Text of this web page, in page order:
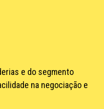
e do segmento
na negociação e